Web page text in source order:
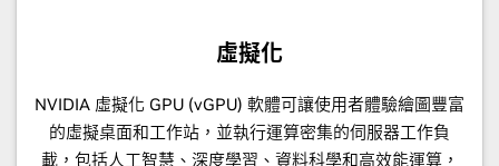
虛擬化
NVIDIA 虛擬化 GPU (vGPU) 軟體可讓使用者體驗繪圖豐富
的虛擬桌面和工作站，並執行運算密集的伺服器工作負
載，包括人工智慧、深度學習、資料科學和高效能運算，